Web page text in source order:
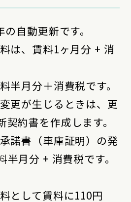
自動更新です。
は、賃料1ヶ月分 + 消
半月分＋消費税です。
更が生じるときは、更
約書を作成します。
諾書（車庫証明）の発
月分 + 消費税です。
として賃料に110円